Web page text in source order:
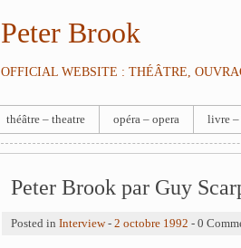
Peter Brook
OFFICIAL WEBSITE : THÉÂTRE,
théâtre – theatre opéra – opera livre
Peter Brook par Guy
Posted in Interview- 2 octobre 1992 - 0